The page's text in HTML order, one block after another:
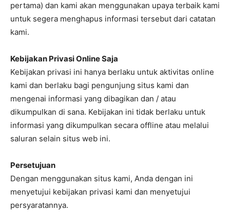
pertama) dan kami akan menggunakan upaya terbaik kami
untuk segera menghapus informasi tersebut dari catatan
kami.
Kebijakan Privasi Online Saja
Kebijakan privasi ini hanya berlaku untuk aktivitas online
kami dan berlaku bagi pengunjung situs kami dan
mengenai informasi yang dibagikan dan / atau
dikumpulkan di sana. Kebijakan ini tidak berlaku untuk
informasi yang dikumpulkan secara offline atau melalui
saluran selain situs web ini.
Persetujuan
Dengan menggunakan situs kami, Anda dengan ini
menyetujui kebijakan privasi kami dan menyetujui
persyaratannya.